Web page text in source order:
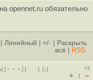
opennet.ru обязательно
Линейный +/-
Раскрыть
всё
RSS
] [ ﹢﹢﹢] [ · · ·][↓]
+2
+ / –